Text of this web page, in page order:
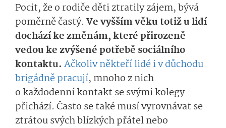
Pocit, že o rodiče děti ztratily zájem, bývá
poměrně častý. Ve vyšším věku totiž u lidí
dochází ke změnám, které přirozeně
vedou ke zvýšené potřebě sociálního
kontaktu. Ačkoliv někteří lidé i v důchodu
brigádně pracují, mnoho z nich
o každodenní kontakt se svými kolegy
přichází. Často se také musí vyrovnávat se
ztrátou svých blízkých přátel nebo